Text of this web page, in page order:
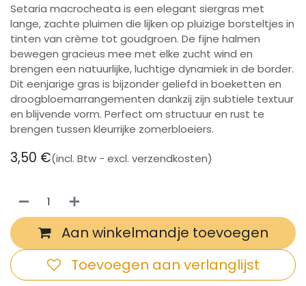
Setaria macrocheata is een elegant siergras met
lange, zachte pluimen die lijken op pluizige borsteltjes in
tinten van crème tot goudgroen. De fijne halmen
bewegen gracieus mee met elke zucht wind en
brengen een natuurlijke, luchtige dynamiek in de border.
Dit eenjarige gras is bijzonder geliefd in boeketten en
droogbloemarrangementen dankzij zijn subtiele textuur
en blijvende vorm. Perfect om structuur en rust te
brengen tussen kleurrijke zomerbloeiers.
3,50 €(incl. Btw - excl. verzendkosten)
Aan winkelmandje toevoegen
Toevoegen aan verlanglijst